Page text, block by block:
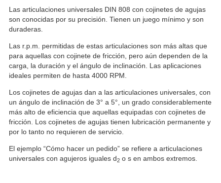
Las articulaciones universales DIN 808 con cojinetes de agujas
son conocidas por su precisión. Tienen un juego mínimo y son
duraderas.
Las r.p.m. permitidas de estas articulaciones son más altas que
para aquellas con cojinete de fricción, pero aún dependen de la
carga, la duración y el ángulo de inclinación. Las aplicaciones
ideales permiten de hasta 4000 RPM.
Los cojinetes de agujas dan a las articulaciones universales, con
un ángulo de inclinación de 3° a 5°, un grado considerablemente
más alto de eficiencia que aquellas equipadas con cojinetes de
fricción. Los cojinetes de agujas tienen lubricación permanente y
por lo tanto no requieren de servicio.
El ejemplo “Cómo hacer un pedido” se refiere a articulaciones
universales con agujeros iguales d2 o s en ambos extremos.